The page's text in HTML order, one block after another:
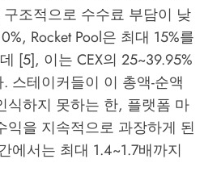
조적으로 수수료 부담이 낮
Rocket Pool은 최대 15%를
[5], 이는 CEX의 25~39.95%
스테이커들이 이 총액-순액
식하지 못하는 한, 플랫폼 마
익을 지속적으로 과장하게 된
에서는 최대 1.4~1.7배까지